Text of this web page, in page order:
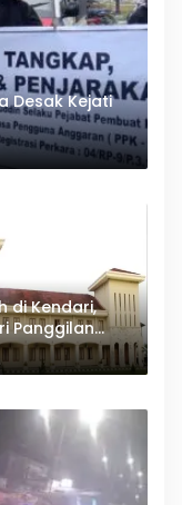
Desak Kejati
di Kendari,
Panggilan